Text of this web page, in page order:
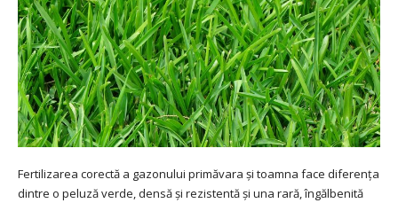
Fertilizarea corectă a gazonului primăvara și toamna face diferența
dintre o peluză verde, densă și rezistentă și una rară, îngălbenită